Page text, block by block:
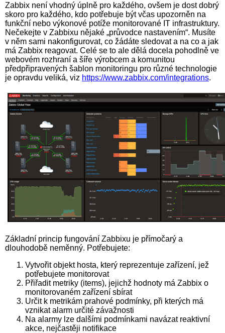
Zabbix není vhodný úplně pro každého, ovšem je dost dobrý
skoro pro každého, kdo potřebuje být včas upozorněn na
funkční nebo výkonové potíže monitorované IT infrastruktury.
Nečekejte v Zabbixu nějaké „průvodce nastavením“. Musíte
v něm sami nakonfigurovat, co žádáte sledovat a na co a jak
má Zabbix reagovat. Celé se to ale dělá docela pohodlně ve
webovém rozhraní a šíře výrobcem a komunitou
předpřipravených šablon monitoringu pro různé technologie
je opravdu veliká, viz https://www.zabbix.com/integrations.
Základní princip fungování Zabbixu je přímočarý a
dlouhodobě neměnný. Potřebujete:
Vytvořit objekt hosta, který reprezentuje zařízení, jež
potřebujete monitorovat
Přiřadit metriky (items), jejichž hodnoty má Zabbix o
monitorovaném zařízení sbírat
Určit k metrikám prahové podmínky, při kterých má
vznikat alarm určité závažnosti
Na alarmy lze dalšími podmínkami navázat reaktivní
akce, nejčastěji notifikace